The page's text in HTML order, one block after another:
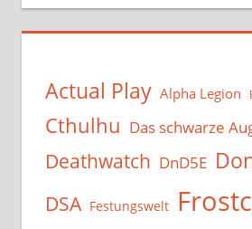
Actual Play Alpha Legion
Cthulhu Das schwarze
Deathwatch DnD5E
DSA Festungswelt